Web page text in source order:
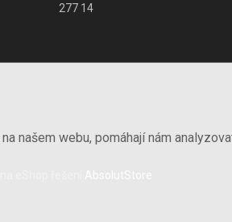
webu, pomáhají nám
277 14